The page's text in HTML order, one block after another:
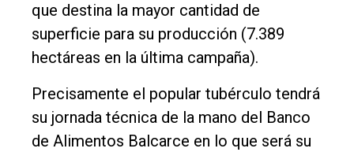
Edición
Empresa
Nosotros
Contacto
que destina la mayor cantidad de
superficie para su producción (7.389
hectáreas en la última campaña).
Precisamente el popular tubérculo tendrá
su jornada técnica de la mano del Banco
de Alimentos Balcarce en lo que será su